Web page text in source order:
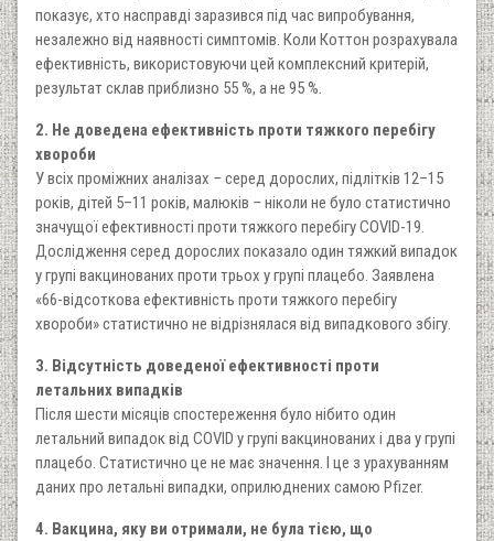
показує, хто насправді заразився під час випробування,
незалежно від наявності симптомів. Коли Коттон розрахувала
ефективність, використовуючи цей комплексний критерій,
результат склав приблизно 55 %, а не 95 %.
2. Не доведена ефективність проти тяжкого перебігу
хвороби
У всіх проміжних аналізах –серед дорослих, підлітків 12–15
років, дітей 5–11 років, малюків –ніколи не було статистично
значущої ефективності проти тяжкого перебігу COVID-19.
Дослідження серед дорослих показало один тяжкий випадок
у групі вакцинованих проти трьох у групі плацебо. Заявлена
«66-відсоткова ефективність проти тяжкого перебігу
хвороби» статистично не відрізнялася від випадкового збігу.
3. Відсутність доведеної ефективності проти
летальних випадків
Після шести місяців спостереження було нібито один
летальний випадок від COVID у групі вакцинованих і два у групі
плацебо. Статистично це не має значення. І це з урахуванням
даних про летальні випадки, оприлюднених самою Pfizer.
4. Вакцина, яку ви отримали, не була тією, що